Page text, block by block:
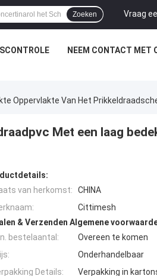
Vraag
Zoeken
NEEM CONTACT MET
Oppervlakte Van Het
Met een laag
van herkomst:
CHINA
Cittimesh
& Verzenden Algemene
bestelaantal:
Overeen te komen
Onderhandelbaar
Details:
Verpakking in